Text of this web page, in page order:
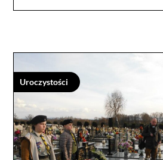
Uroczystości